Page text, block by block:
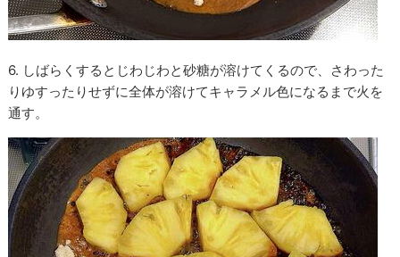
6. しばらくするとじわじわと砂糖が溶けてくるので、さわった
りゆすったりせずに全体が溶けてキャラメル色になるまで火を
通す。